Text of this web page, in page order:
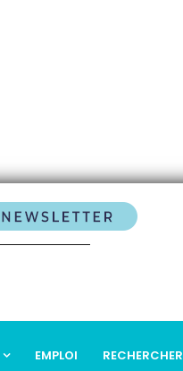
EMPLOI RECHERCHER